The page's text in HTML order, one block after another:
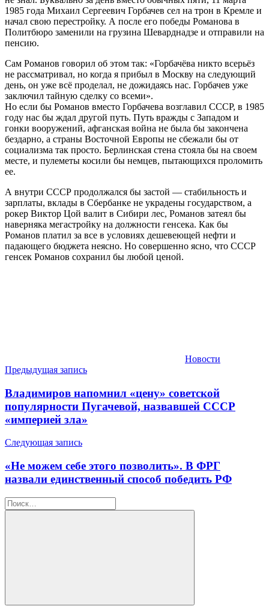
1985 года Михаил Сергеевич Горбачев сел на трон в Кремле и
начал свою перестройку. А после его победы Романова в
Политбюро заменили на грузина Шеварднадзе и отправили на
пенсию.
Сам Романов говорил об этом так: «Горбачёва никто всерьёз
не рассматривал, но когда я прибыл в Москву на следующий
день, он уже всё проделал, не дожидаясь нас. Горбачев уже
заключил тайную сделку со всеми».
Но если бы Романов вместо Горбачева возглавил СССР, в 1985
году нас бы ждал другой путь. Путь вражды с Западом и
гонки вооружений, афганская война не была бы закончена
бездарно, а страны Восточной Европы не сбежали бы от
социализма так просто. Берлинская стена стояла бы на своем
месте, и пулеметы косили бы немцев, пытающихся проломить
ее.
А внутри СССР продолжался бы застой — стабильность и
зарплаты, вклады в Сбербанке не украдены государством, а
рокер Виктор Цой валит в Сибири лес, Романов затеял бы
наверняка мегастройку на должности генсека. Как бы
Романов платил за все в условиях дешевеющей нефти и
падающего бюджета неясно. Но совершенно ясно, что СССР
генсек Романов сохранил бы любой ценой.
Новости
Навигация
по
записям
Предыдущая запись
Владимиров напомнил «цену» советской
популярности Пугачевой, назвавшей СССР
«империей зла»
Следующая запись
«Не можем себе этого позволить». В ФРГ
назвали единственный способ победить РФ
Найти:
Поиск